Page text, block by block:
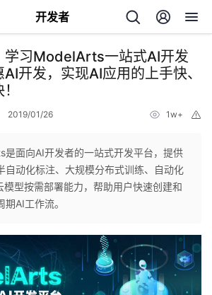
开发者
学习ModelArts一站式AI开发
开发，实现AI应用的上手快、
2019/01/26 1w+
是面向AI开发者的一站式开发平台，提供
自动化标注、大规模分布式训练、自动化
型按需部署能力，帮助用户快速创建和
AI工作流。